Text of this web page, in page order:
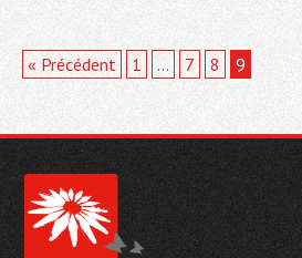
« Précédent 1 … 7 8 9